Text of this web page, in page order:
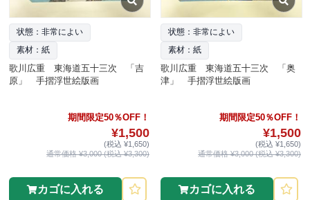
状態：非常によい
素材：紙
歌川広重 東海道五十三次 「吉
原」 手摺浮世絵版画
期間限定50％OFF！
¥1,500
(税込 ¥1,650)
通常価格 ¥3,000 (税込 ¥3,300)
カゴに入れる
状態：非常によい
素材：紙
歌川広重 東海道五十三次 「奥
津」 手摺浮世絵版画
期間限定50％OFF！
¥1,500
(税込 ¥1,650)
通常価格 ¥3,000 (税込 ¥3,300)
カゴに入れる